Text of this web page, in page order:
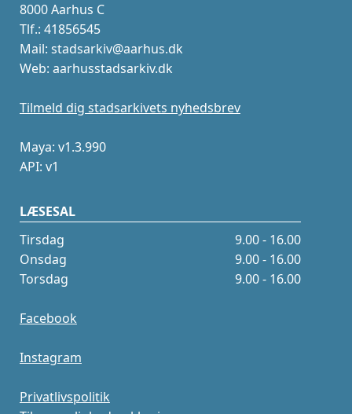
8000 Aarhus C
Tlf.: 41856545
Mail: stadsarkiv@aarhus.dk
Web: aarhusstadsarkiv.dk
Tilmeld dig stadsarkivets nyhedsbrev
Maya: v1.3.990
API: v1
LÆSESAL
Tirsdag
9.00 - 16.00
Onsdag
9.00 - 16.00
Torsdag
9.00 - 16.00
Facebook
Instagram
Privatlivspolitik